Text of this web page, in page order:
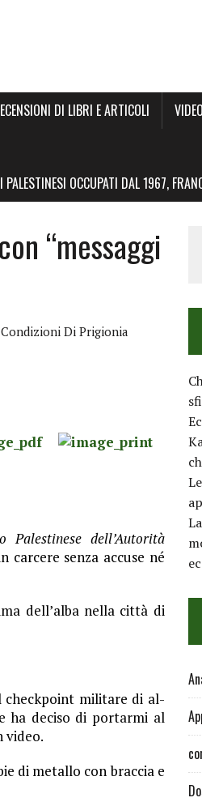
DI LIBRI E ARTICOLI VIDEO
OCCUPATI DAL 1967,
“messaggi
Condizioni Di Prigionia
Palestinese dell’Autorità
carcere senza accuse né
dell’alba nella città di
checkpoint militare di al-
ha deciso di portarmi al
video.
di metallo con braccia e